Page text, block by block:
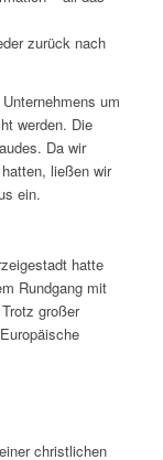
zurück nach
um
werden. Die
Da wir
ließen wir
ein.
hatte
Rundgang mit
großer
christlichen